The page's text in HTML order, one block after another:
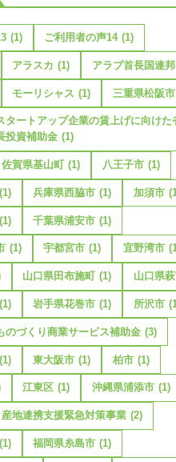
(1) ご利用者の声14 (1)
アラスカ (1) アラブ首長国連邦
モーリシャス (1) 三重県松阪市
タートアップ企業の賃上げに向けた
投資補助金 (1)
佐賀県基山町 (1) 八王子市 (1)
(1) 兵庫県西脇市 (1) 加須市
(1) 千葉県浦安市 (1)
(1) 宇都宮市 (1) 宜野湾市
山口県田布施町 (1) 山口県
(1) 岩手県花巻市 (1) 所沢市
のづくり商業サービス補助金 (3)
(1) 東大阪市 (1) 柏市 (1)
江東区 (1) 沖縄県浦添市 (1)
産地連携支援緊急対策事業 (2)
(1) 福岡県糸島市 (1)